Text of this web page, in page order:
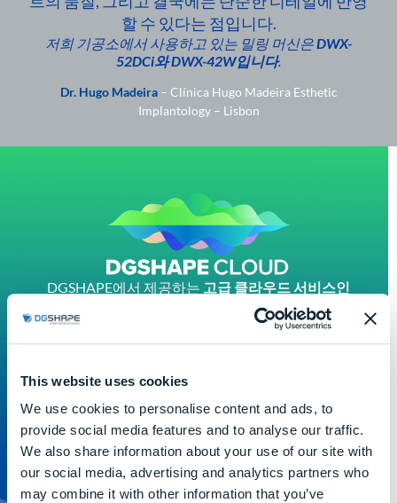
This website uses cookies
We use cookies to personalise content and ads, to
provide social media features and to analyse our traffic.
We also share information about your use of our site with
our social media, advertising and analytics partners who
may combine it with other information that you’ve
할 수 있다는 점입니다.
저희 기공소에서 사용하고 있는 밀링 머신은DWX-
52DCi와DWX-42W입니다.
Dr. Hugo Madeira– Clínica Hugo Madeira Esthetic
Implantology – Lisbon
DGSHAPE에서 제공하는 고급 클라우드 서비스인
통해 DGSHAPE의 경험을 최대한
활용하세요.
DGSHAPE 계정
를
서비스 더 알아보기